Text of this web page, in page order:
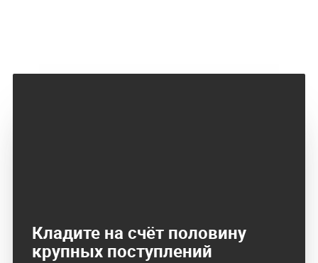
Кладите на счёт половину
крупных поступлений